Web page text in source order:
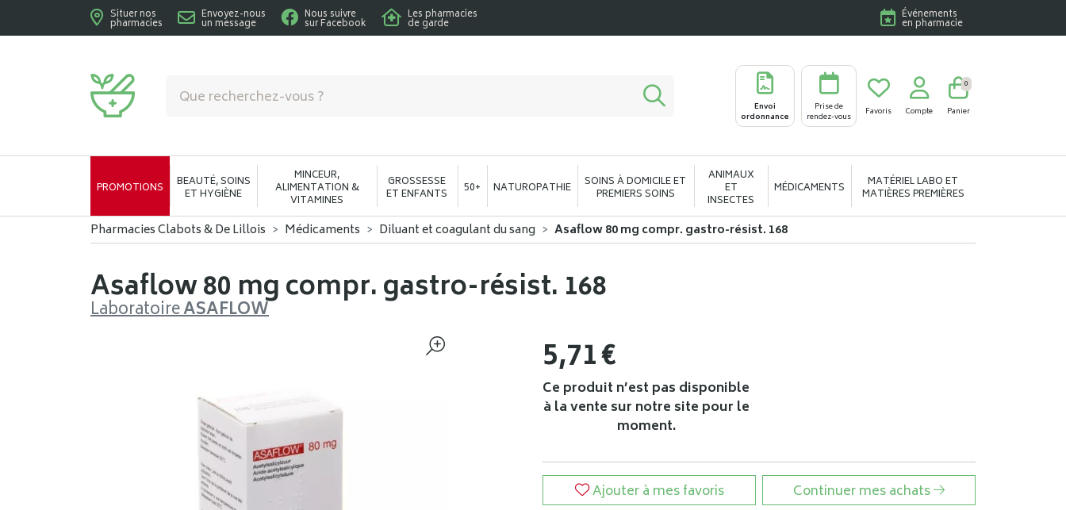
Situer nos
pharmacies
Envoyez-nous
un message
Nous suivre
sur Facebook
Les pharmacies
de garde
Événements
en pharmacie
Envoi
ordonnance
Prise de
rendez-vous
Favoris Compte Panier
0
PROMOTIONS BEAUTÉ, SOINS
ET HYGIÈNE
MINCEUR,
ALIMENTATION &
VITAMINES
GROSSESSE
ET ENFANTS 50+ NATUROPATHIE SOINS À DOMICILE ET
PREMIERS SOINS
ANIMAUX
ET
INSECTES
MÉDICAMENTS MATÉRIEL LABO ET
MATIÈRES PREMIÈRES
Pharmacies Clabots & De Lillois Médicaments Diluant et coagulant du sang Asaflow 80 mg compr. gastro-résist. 168
Asaflow 80 mg compr. gastro-résist. 168
LaboratoireASAFLOW
5,71€
Ce produit n’est pas disponible
à la vente sur notre site pour le
moment.
Ajouter à mes favoris Continuer mes achats